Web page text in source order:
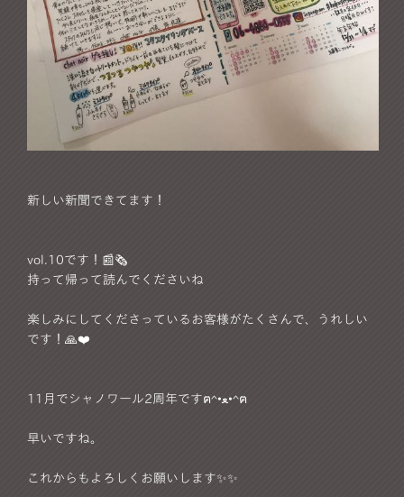
新しい新聞できてます！
vol.10です！📰🗞
持って帰って読んでくださいね
楽しみにしてくださっているお客様がたくさんで、うれしい
です！🙏❤️
11月でシャノワール2周年ですฅ^•ﻌ•^ฅ
早いですね。
これからもよろしくお願いします✨✨